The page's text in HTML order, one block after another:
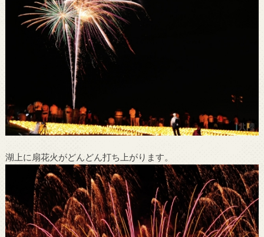
湖上に扇花火がどんどん打ち上がります。